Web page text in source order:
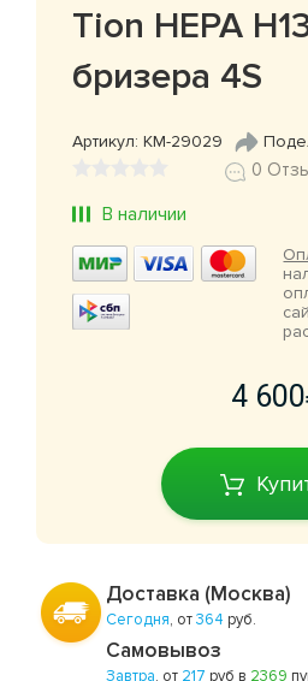
Tion НЕРА
бризера 4S
Артикул: КМ-29029
0
В наличии
4 600
Доставка (Москва)
Сегодня, от364 руб.
Самовывоз
Завтра, от 217 руб в 2369